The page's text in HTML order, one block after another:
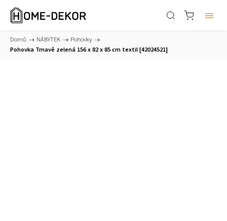
Domů / NÁBYTEK / Pohovky /
Pohovka Tmavě zelená 156 x 82 x 85 cm textil [42024521]